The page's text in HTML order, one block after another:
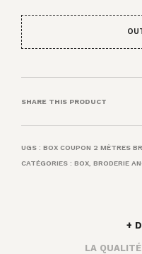
SHARE THIS PRODUCT
UGS : BOX COUPON 2 MÈTRES
CATÉGORIES : BOX, BRODERIE
+
LA